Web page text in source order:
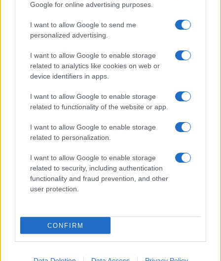
Google for online advertising purposes.
I want to allow Google to send me
personalized advertising.
I want to allow Google to enable storage
related to analytics like cookies on web or
device identifiers in apps.
I want to allow Google to enable storage
related to functionality of the website or app.
I want to allow Google to enable storage
related to personalization.
I want to allow Google to enable storage
related to security, including authentication
functionality and fraud prevention, and other
user protection.
CONFIRM